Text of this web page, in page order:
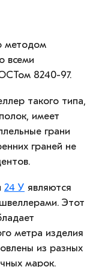
методом
всеми
8240-97.
такого типа,
имеет
грани
граней не
24 У являются
Этот
метра изделия
из разных
марок.